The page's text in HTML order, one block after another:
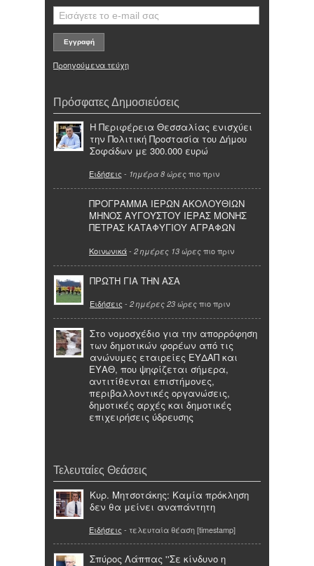
Προηγούμενα τεύχη
Πρόσφατες Δημοσιεύσεις
Η Περιφέρεια Θεσσαλίας ενισχύει
την Πολιτική Προστασία του Δήμου
Σοφάδων με 300.000 ευρώ
Ειδήσεις - 1ημέρα 8 ώρες πιο πριν
ΠΡΟΓΡΑΜΜΑ ΙΕΡΩΝ ΑΚΟΛΟΥΘΙΩΝ
ΜΗΝΟΣ ΑΥΓΟΥΣΤΟΥ ΙΕΡΑΣ ΜΟΝΗΣ
ΠΕΤΡΑΣ ΚΑΤΑΦΥΓΙΟΥ ΑΓΡΑΦΩΝ
Κοινωνικά- 2 ημέρες 13 ώρες πιο πριν
ΠΡΩΤΗ ΓΙΑ ΤΗΝ ΑΣΑ
Ειδήσεις - 2 ημέρες 23 ώρες πιο πριν
Στο νομοσχέδιο για την απορρόφηση
των δημοτικών φορέων από τις
ανώνυμες εταιρείες ΕΥΔΑΠ και
ΕΥΑΘ, που ψηφίζεται σήμερα,
αντιτίθενται επιστήμονες,
περιβαλλοντικές οργανώσεις,
δημοτικές αρχές και δημοτικές
επιχειρήσεις ύδρευσης
Τελευταίες Θεάσεις
Κυρ. Μητσοτάκης: Καμία πρόκληση
δεν θα μείνει αναπάντητη
Ειδήσεις - τελευταία θέαση [timestamp]
Σπύρος Λάππας ''Σε κίνδυνο η